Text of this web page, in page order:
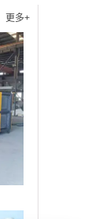
更多+